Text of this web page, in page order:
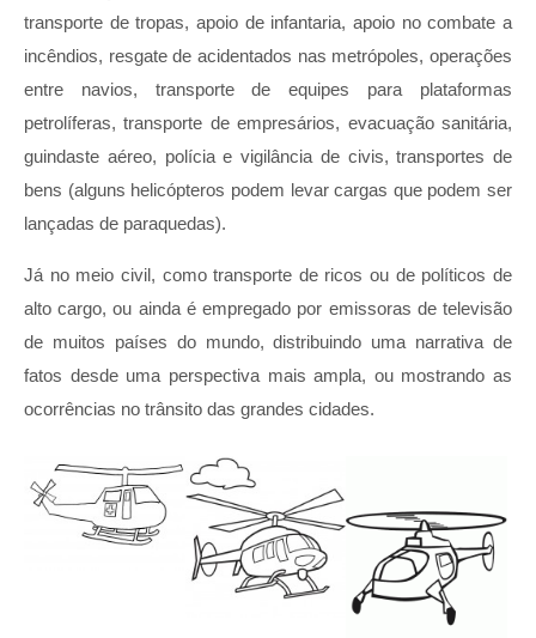
transporte de tropas, apoio de infantaria, apoio no combate a
incêndios, resgate de acidentados nas metrópoles, operações
entre navios, transporte de equipes para plataformas
petrolíferas, transporte de empresários, evacuação sanitária,
guindaste aéreo, polícia e vigilância de civis, transportes de
bens (alguns helicópteros podem levar cargas que podem ser
lançadas de paraquedas).
Já no meio civil, como transporte de ricos ou de políticos de
alto cargo, ou ainda é empregado por emissoras de televisão
de muitos países do mundo, distribuindo uma narrativa de
fatos desde uma perspectiva mais ampla, ou mostrando as
ocorrências no trânsito das grandes cidades.